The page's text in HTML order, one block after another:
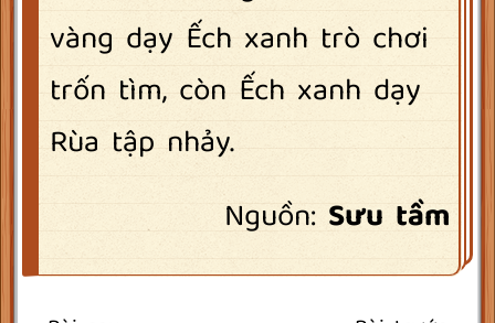
vàng dạy Ếch xanh trò chơi
trốn tìm, còn Ếch xanh dạy
Rùa tập nhảy.
Nguồn: Sưu tầm